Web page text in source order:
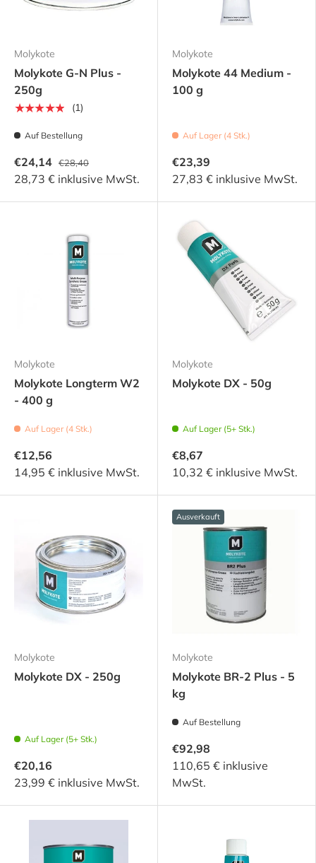
Molykote
Molykote G-N Plus -
250g
★★★★★
(1)
Auf Bestellung
€24,14 €28,40
28,73 € inklusive MwSt.
Molykote
Molykote 44 Medium -
100 g
Auf Lager (4 Stk.)
€23,39
27,83 € inklusive MwSt.
Molykote
Molykote Longterm W2
- 400 g
Auf Lager (4 Stk.)
€12,56
14,95 € inklusive MwSt.
Molykote
Molykote DX - 50g
Auf Lager (5+ Stk.)
€8,67
10,32 € inklusive MwSt.
Molykote
Molykote DX - 250g
Auf Lager (5+ Stk.)
€20,16
23,99 € inklusive MwSt.
Ausverkauft
Molykote
Molykote BR-2 Plus - 5
kg
Auf Bestellung
€92,98
110,65 € inklusive
MwSt.